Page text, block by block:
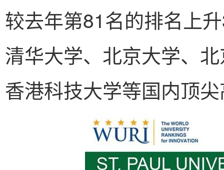
较去年第81名的排名上
清华大学、北京大学、
香港科技大学等国内顶